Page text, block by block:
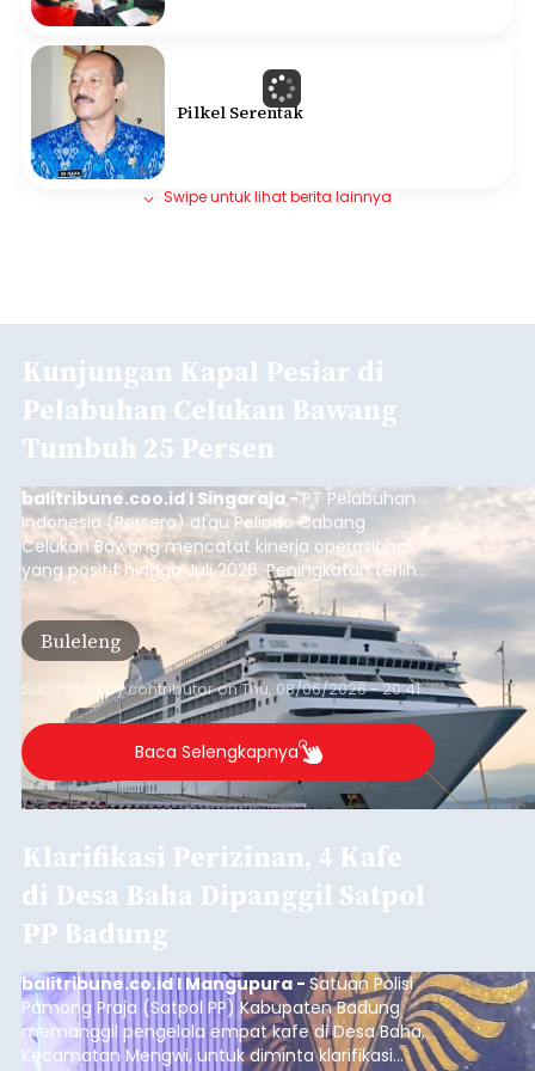
Pilkel Serentak
Swipe untuk lihat berita lainnya
Kunjungan Kapal Pesiar di
Pelabuhan Celukan Bawang
Tumbuh 25 Persen
balitribune.coo.id I Singaraja -PT Pelabuhan
Indonesia (Persero) atau Pelindo Cabang
Celukan Bawang mencatat kinerja operasional
yang positif hingga Juli 2026. Peningkatan terlihat
dari arus kapal yang mencapai 1,48 juta Gross
Tonnage (GT), atau tumbuh 12,4 persen
dibandingkan periode yang sama tahun lalu
yang tercatat sebesar 1,32 juta GT.
Buleleng
Submitted bycontributoronThu, 08/06/2026 - 20:41
Baca Selengkapnya
Klarifikasi Perizinan, 4 Kafe
di Desa Baha Dipanggil Satpol
PP Badung
balitribune.co.id I Mangupura - Satuan Polisi
Pamong Praja (Satpol PP) Kabupaten Badung
memanggil pengelola empat kafe di Desa Baha,
Kecamatan Mengwi, untuk diminta klarifikasi